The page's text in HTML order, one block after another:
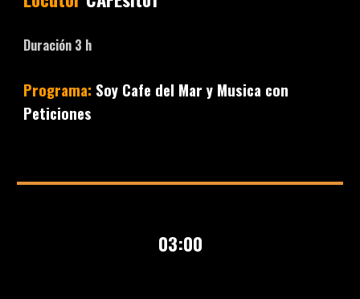
Duración 3 h
Programa: Soy Cafe del Mar y Musica con
Peticiones
03:00